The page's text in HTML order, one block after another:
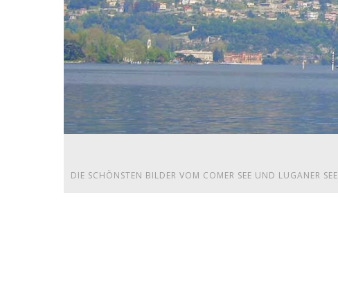
DIE SCHÖNSTEN BILDER VOM COMER SEE UND LUGANER SEE